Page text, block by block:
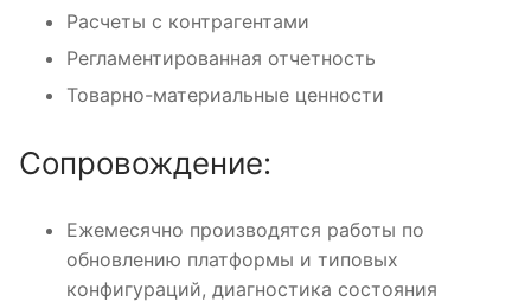
Расчеты с контрагентами
Регламентированная отчетность
Товарно-материальные ценности
Сопровождение:
Ежемесячно производятся работы по
обновлению платформы и типовых
конфигураций, диагностика состояния